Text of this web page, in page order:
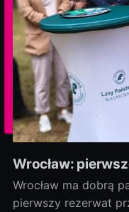
Wrocław:
Wrocław ma dobrą
pierwszy rezerwat